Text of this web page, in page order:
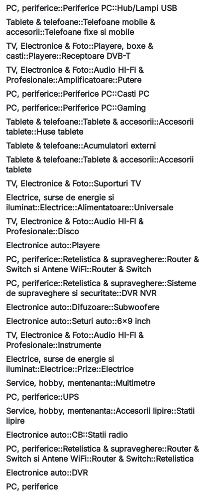
PC, periferice::Periferice PC::Hub/Lampi USB
Tablete & telefoane::Telefoane mobile &
accesorii::Telefoane fixe si mobile
TV, Electronice & Foto::Playere, boxe &
casti::Playere::Receptoare DVB-T
TV, Electronice & Foto::Audio HI-FI &
Profesionale::Amplificatoare::Putere
PC, periferice::Periferice PC::Casti PC
PC, periferice::Periferice PC::Gaming
Tablete & telefoane::Tablete & accesorii::Accesorii
tablete::Huse tablete
Tablete & telefoane::Acumulatori externi
Tablete & telefoane::Tablete & accesorii::Accesorii
tablete
TV, Electronice & Foto::Suporturi TV
Electrice, surse de energie si
iluminat::Electrice::Alimentatoare::Universale
TV, Electronice & Foto::Audio HI-FI &
Profesionale::Disco
Electronice auto::Playere
PC, periferice::Retelistica & supraveghere::Router &
Switch si Antene WiFi::Router & Switch
PC, periferice::Retelistica & supraveghere::Sisteme
de supraveghere si securitate::DVR NVR
Electronice auto::Difuzoare::Subwoofere
Electronice auto::Seturi auto::6x9 inch
TV, Electronice & Foto::Audio HI-FI &
Profesionale::Instrumente
Electrice, surse de energie si
iluminat::Electrice::Prize::Electrice
Service, hobby, mentenanta::Multimetre
PC, periferice::UPS
Service, hobby, mentenanta::Accesorii lipire::Statii
lipire
Electronice auto::CB::Statii radio
PC, periferice::Retelistica & supraveghere::Router &
Switch si Antene WiFi::Router & Switch::Retelistica
Electronice auto::DVR
PC, periferice